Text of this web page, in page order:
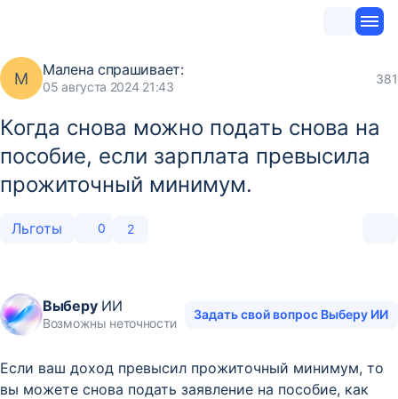
М Малена спрашивает:
05 августа 2024 21:43
381
Когда снова можно подать снова на
пособие, если зарплата превысила
прожиточный минимум.
Льготы 0 2
ВыберуИИ
Возможны неточности
Задать свой вопрос Выберу ИИ
Если ваш доход превысил прожиточный минимум, то
вы можете снова подать заявление на пособие, как